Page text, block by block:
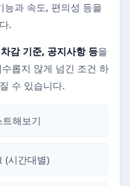
능과 속도, 편의성 등을
.
감 기준, 공지사항 등을
롭지 않게 넘긴 조건 하
수 있습니다.
해보기
(시간대별)